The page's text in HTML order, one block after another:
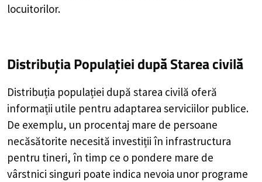
locuitorilor.
Distribuția Populațieidupă Starea civilă
Distribuția populației după starea civilă oferă
informații utile pentru adaptarea serviciilor publice.
De exemplu, un procentaj mare de persoane
necăsătorite necesită investiții în infrastructura
pentru tineri, în timp ce o pondere mare de
vârstnici singuri poate indica nevoia unor programe